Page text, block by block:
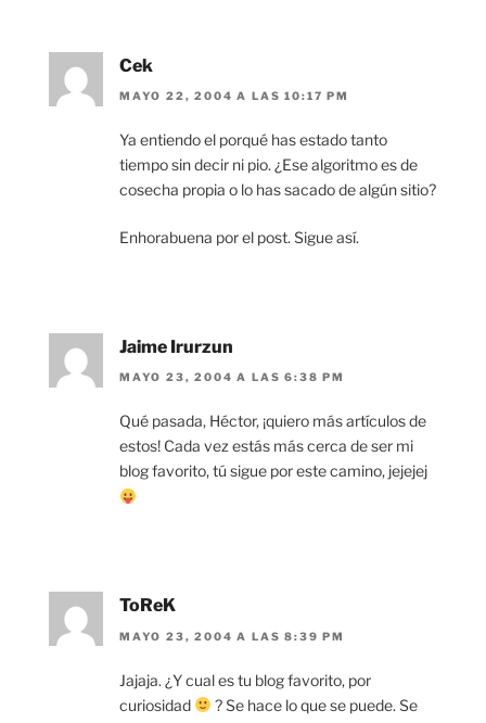
Cek
MAYO 22, 2004 A LAS 10:17 PM
Ya entiendo el porqué has estado tanto
tiempo sin decir ni pio. ¿Ese algoritmo es de
cosecha propia o lo has sacado de algún sitio?
Enhorabuena por el post. Sigue así.
Jaime Irurzun
MAYO 23, 2004 A LAS 6:38 PM
Qué pasada, Héctor, ¡quiero más artículos de
estos! Cada vez estás más cerca de ser mi
blog favorito, tú sigue por este camino, jejejej
ToReK
MAYO 23, 2004 A LAS 8:39 PM
Jajaja. ¿Y cual es tu blog favorito, por
curiosidad
? Se hace lo que se puede. Se